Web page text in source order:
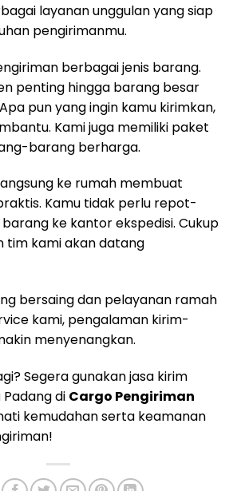
layanan unggulan yang siap
pengirimanmu.
berbagai jenis barang.
penting hingga barang besar
pun yang ingin kamu kirimkan,
Kami juga memiliki paket
barang berharga.
ke rumah membuat
Kamu tidak perlu repot-
ke kantor ekspedisi. Cukup
tim kami akan datang
bersaing dan pelayanan ramah
kami, pengalaman kirim-
menyenangkan.
Segera gunakan jasa kirim
di Cargo Pengiriman
kemudahan serta keamanan